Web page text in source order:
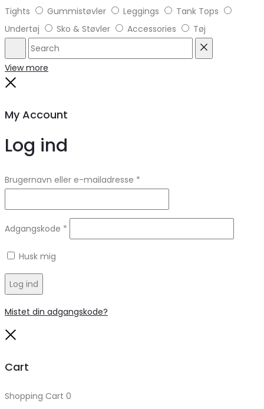
Tights
Gummistøvler Leggings
Tank Tops
Undertøj
Sko & Støvler Accessories Tøj
Search
View more
My Account
Log ind
Brugernavn eller e-mailadresse *
Adgangskode *
Husk mig
Log ind
Mistet din adgangskode?
Cart
Shopping Cart 0